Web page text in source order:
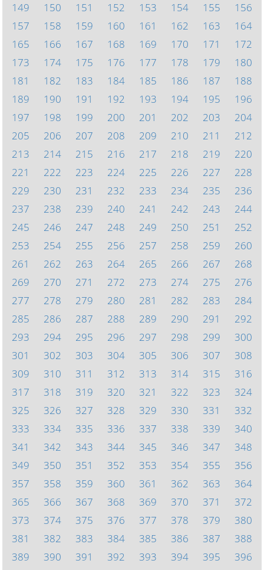
149
150 151 152 153 154 155
156
157
158 159 160 161 162 163
164
165
166 167 168 169 170 171
172
173
174 175 176 177 178 179
180
181
182 183 184 185 186 187
188
189
190 191 192 193 194 195
196
197
198 199 200 201 202 203
204
205
206 207 208 209 210 211
212
213
214 215 216 217 218 219
220
221
222 223 224 225 226 227
228
229
230 231 232 233 234 235
236
237
238 239 240 241 242 243
244
245
246 247 248 249 250 251
252
253
254 255 256 257 258 259
260
261
262 263 264 265 266 267
268
269
270 271 272 273 274 275
276
277
278 279 280 281 282 283
284
285
286 287 288 289 290 291
292
293
294 295 296 297 298 299
300
301
302 303 304 305 306 307
308
309
310 311 312 313 314 315
316
317
318 319 320 321 322 323
324
325
326 327 328 329 330 331
332
333
334 335 336 337 338 339
340
341
342 343 344 345 346 347
348
349
350 351 352 353 354 355
356
357
358 359 360 361 362 363
364
365
366 367 368 369 370 371
372
373
374 375 376 377 378 379
380
381
382 383 384 385 386 387
388
389
390 391 392 393 394 395
396